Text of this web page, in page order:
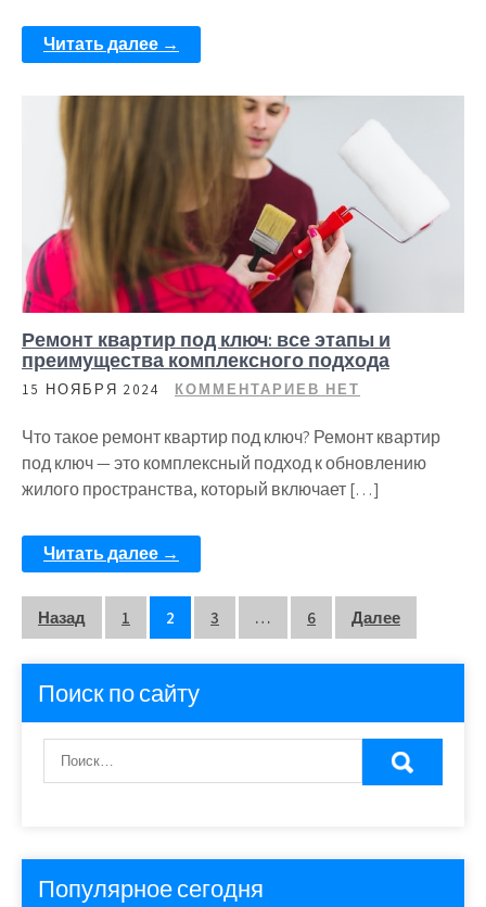
Читать далее →
Ремонт квартир под ключ: все этапы и
преимущества комплексного подхода
15 НОЯБРЯ 2024 КОММЕНТАРИЕВ НЕТ
Что такое ремонт квартир под ключ? Ремонт квартир
под ключ — это комплексный подход к обновлению
жилого пространства, который включает […]
Читать далее →
Пагинация
записей
Назад 1 2 3 … 6 Далее
Поиск по сайту
Популярное сегодня